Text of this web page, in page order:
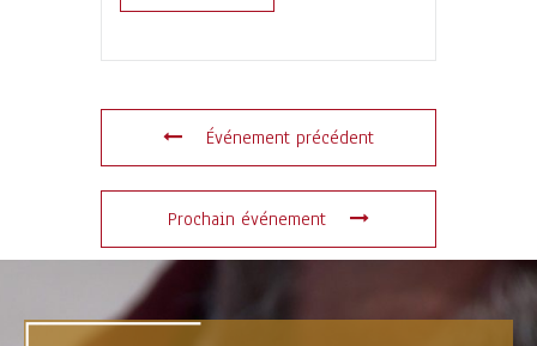
Événement précédent
Prochain événement